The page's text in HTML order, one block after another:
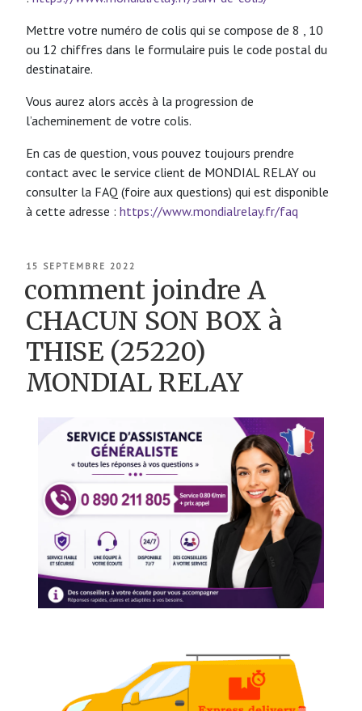
Mettre votre numéro de colis qui se compose de 8 , 10
ou 12 chiffres dans le formulaire puis le code postal du
destinataire.
Vous aurez alors accès à la progression de
l’acheminement de votre colis.
En cas de question, vous pouvez toujours prendre
contact avec le service client de MONDIAL RELAY ou
consulter la FAQ (foire aux questions) qui est disponible
à cette adresse : https://www.mondialrelay.fr/faq
PUBLIÉ
15 SEPTEMBRE 2022
comment joindre A
CHACUN SON BOX à
THISE (25220)
MONDIAL RELAY